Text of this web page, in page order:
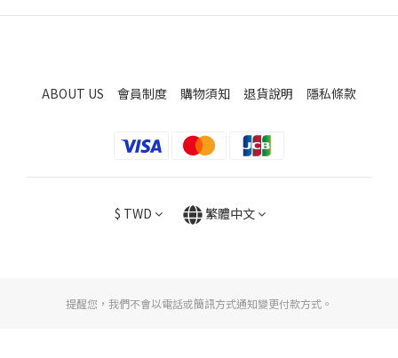
ABOUT US 會員制度 購物須知 退貨說明 隱私條款
$ TWD 繁體中文
提醒您，我們不會以電話或簡訊方式通知變更付款方式。